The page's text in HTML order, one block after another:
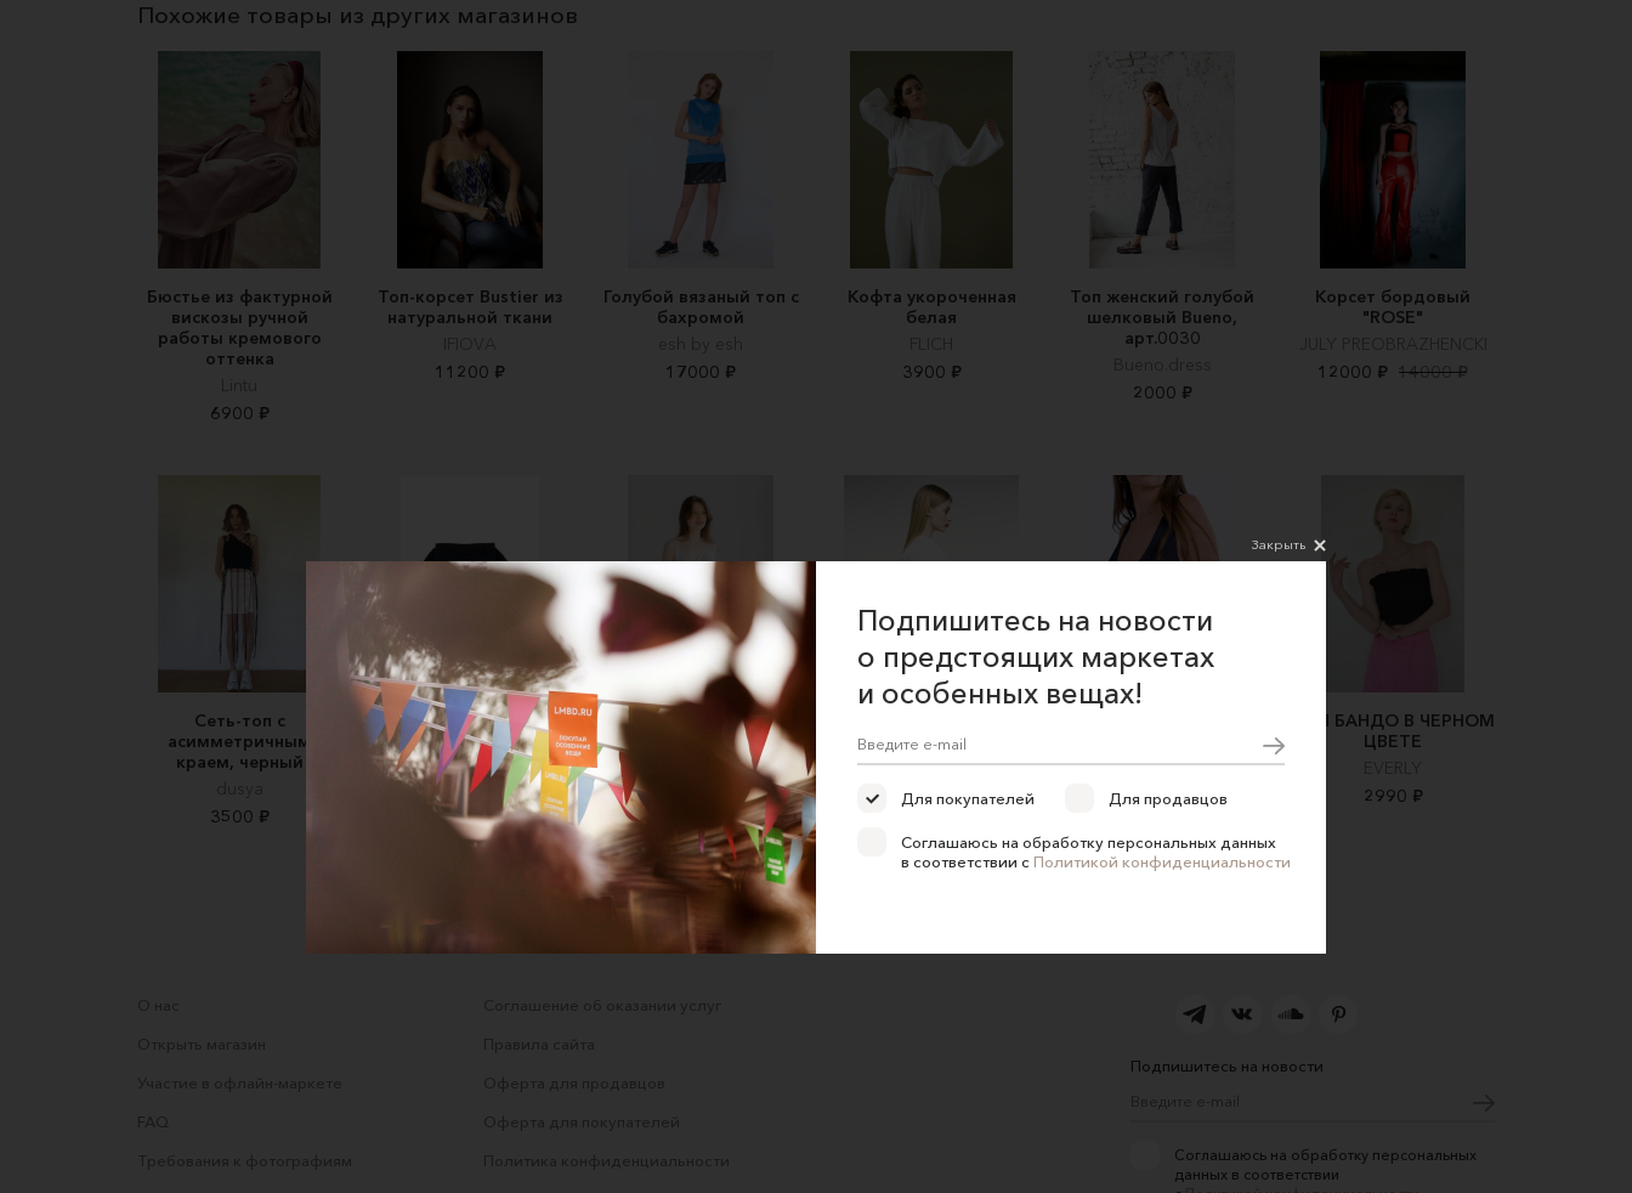
Похожие товары из других магазинов
Бюстье из фактурной
вискозы ручной
работы кремового
оттенка
Lintu
6900 ₽
Топ-корсет Bustier из
натуральной ткани
IFIOVA
11200 ₽
Голубой вязаный топ с
бахромой
esh by esh
17000 ₽
Кофта укороченная
белая
FLICH
3900 ₽
Топ женский голубой
шелковый Bueno,
арт.0030
Bueno.dress
2000 ₽
Корсет бордовый
"ROSE"
JULY PREOBRAZHENCKI
12000 ₽ 14000 ₽
Сеть-топ с
асимметричным
краем, черный
dusya
3500 ₽
Топ корсетный черный
VG.DRESS
6400 ₽
Топ на тонких
бретелях льняной
ÍSKRA atelier
баской из рюшек
Masha Leonova
9200 ₽ 20200 ₽
ТОП БАНДО В ЧЕРНОМ
ЦВЕТЕ
EVERLY
2990 ₽
О нас
Открыть магазин
Участие в офлайн-маркете
FAQ
Требования к фотографиям
Соглашение об оказании услуг
Правила сайта
Оферта для продавцов
Оферта для покупателей
Политика конфиденциальности
Подпишитесь на новости
Соглашаюсь на обработку персональных
данных в соответствии
Закрыть
Подпишитесь на новости
о предстоящих маркетах
и особенных вещах!
Для покупателей Для продавцов
Соглашаюсь на обработку персональных данных
в соответствии с Политикой конфиденциальности